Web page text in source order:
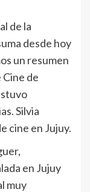
de la
desde hoy
un resumen
de
Silvia
cine en Jujuy.
en Jujuy
muy